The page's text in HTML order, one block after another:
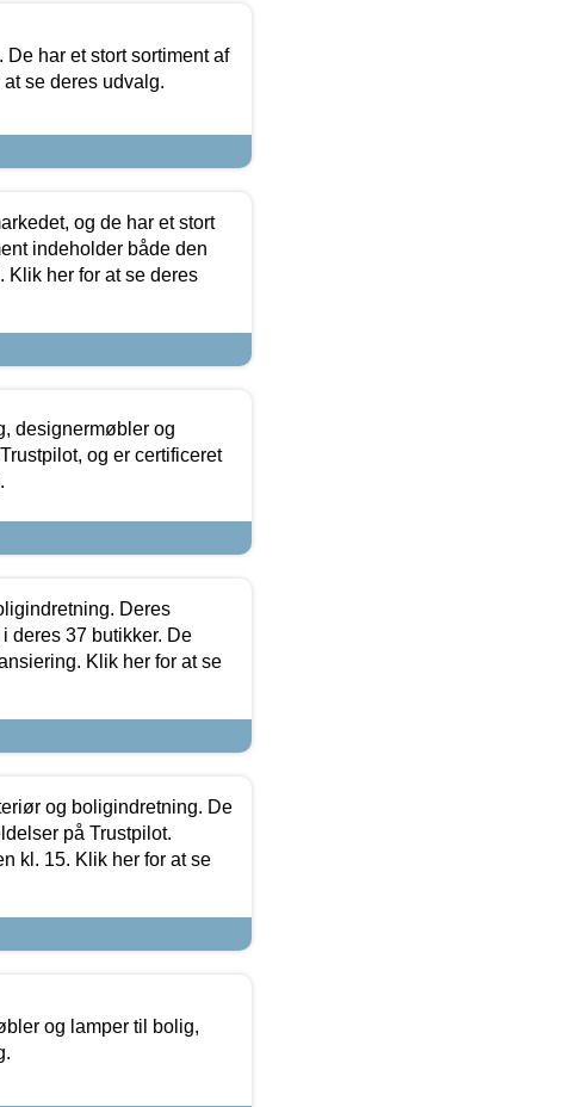
har et stort sortiment af
se deres udvalg.
og de har et stort
indeholder både den
Klik her for at se deres
designermøbler og
og er certificeret
Deres
deres 37 butikker. De
Klik her for at se
og boligindretning. De
på Trustpilot.
kl. 15. Klik her for at se
og lamper til bolig,